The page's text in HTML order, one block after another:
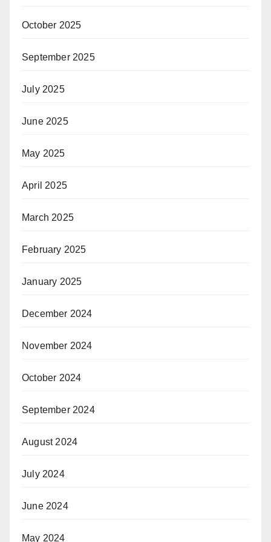
October 2025
September 2025
July 2025
June 2025
May 2025
April 2025
March 2025
February 2025
January 2025
December 2024
November 2024
October 2024
September 2024
August 2024
July 2024
June 2024
May 2024